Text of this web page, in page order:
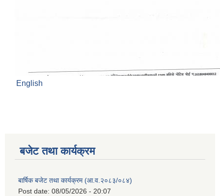
English
बजेट तथा कार्यक्रम
बार्षिक बजेट तथा कार्यक्रम (आ.व.२०८३/०८४)
Post date: 08/05/2026 - 20:07